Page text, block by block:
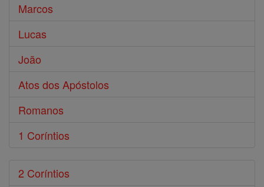
Marcos
Lucas
João
Atos dos Apóstolos
Romanos
1 Coríntios
2 Coríntios